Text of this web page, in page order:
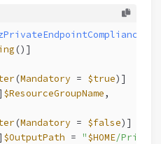
()]
(Mandatory = $true)]
$ResourceGroupName,
(Mandatory = $false)]
$OutputPath = "$HOME/